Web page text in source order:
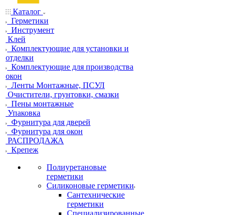
Каталог
Герметики
Инструмент
Клей
Комплектующие для установки и
отделки
Комплектующие для производства
окон
Ленты Монтажные, ПСУЛ
Очистители, грунтовки, смазки
Пены монтажные
Упаковка
Фурнитура для дверей
Фурнитура для окон
РАСПРОДАЖА
Крепеж
Полиуретановые
герметики
Силиконовые герметики
Сантехнические
герметики
Специализированные